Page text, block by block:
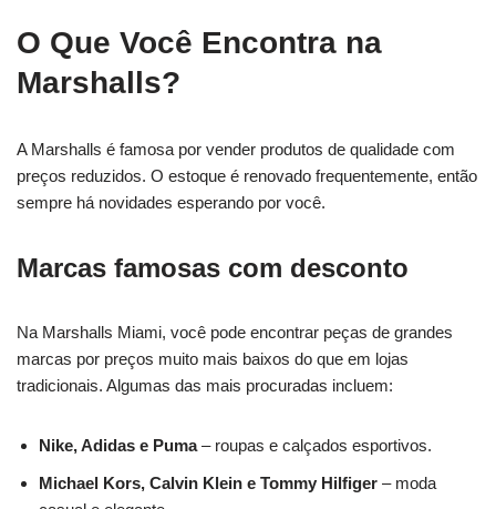
O Que Você Encontra na
Marshalls?
A Marshalls é famosa por vender produtos de qualidade com
preços reduzidos. O estoque é renovado frequentemente, então
sempre há novidades esperando por você.
Marcas famosas com desconto
Na Marshalls Miami, você pode encontrar peças de grandes
marcas por preços muito mais baixos do que em lojas
tradicionais. Algumas das mais procuradas incluem:
Nike, Adidas e Puma– roupas e calçados esportivos.
Michael Kors, Calvin Klein e Tommy Hilfiger – moda